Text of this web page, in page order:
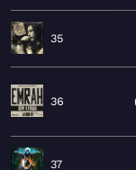
35
36
37